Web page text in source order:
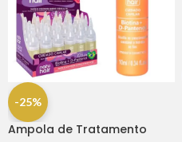
-25%
Ampola de Tratamento